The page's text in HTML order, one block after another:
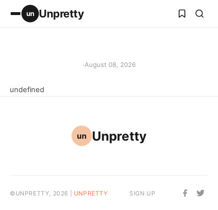
un Unpretty
·August 08, 2026
undefined
un Unpretty
©UNPRETTY, 2026 | UNPRETTY SIGN UP